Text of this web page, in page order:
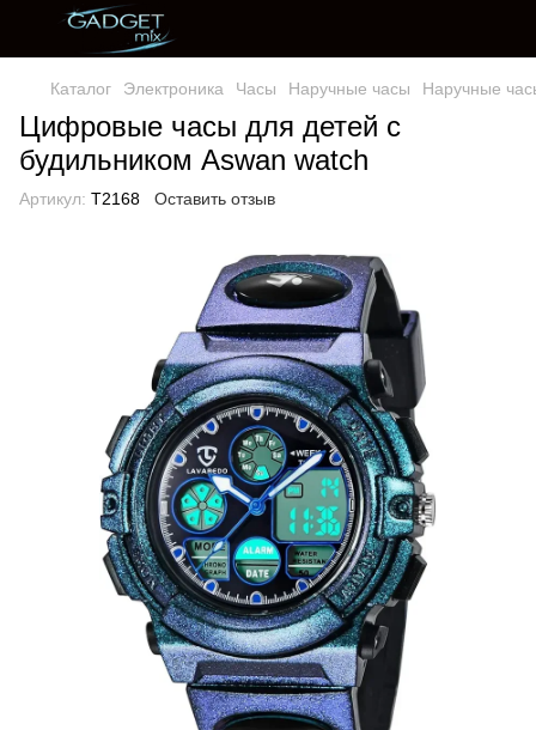
Каталог Электроника Часы Наручные часы Наручные
Цифровые часы для детей с
будильником Aswan watch
Артикул: T2168 Оставить отзыв